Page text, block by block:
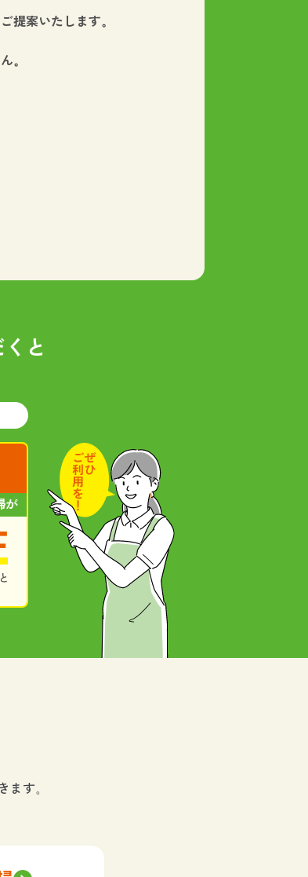
提案いたします。
。
と
が
ます。